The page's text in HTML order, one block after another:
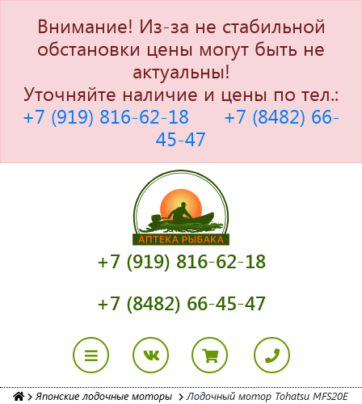
Внимание! Из-за не стабильной
обстановки цены могут быть не
актуальны!
Уточняйте наличие и цены по тел.:
+7 (919) 816-62-18
+7 (8482) 66-
45-47
+7 (919) 816-62-18
+7 (8482) 66-45-47
Японские лодочные моторы Лодочный мотор Tohatsu MFS20E